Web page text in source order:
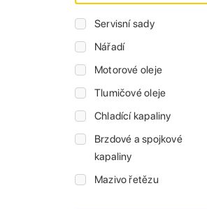
Servisní sady
Nářadí
Motorové oleje
Tlumičové oleje
Chladící kapaliny
Brzdové a spojkové
kapaliny
Mazivo řetězu